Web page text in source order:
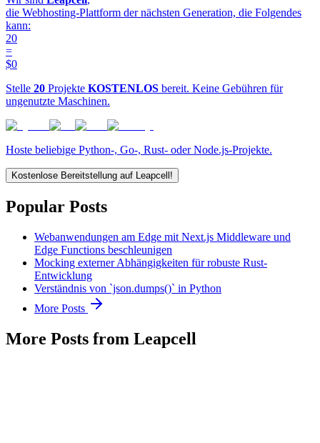
die Webhosting-Plattform der nächsten Generation, die Folgendes
kann:
20
=
$0
Stelle 20 Projekte KOSTENLOS bereit. Keine Gebühren für
ungenutzte Maschinen.
Hoste beliebige Python-, Go-, Rust- oder Node.js-Projekte.
Kostenlose Bereitstellung auf Leapcell!
Popular Posts
Webanwendungen am Edge mit Next.js Middleware und
Edge Functions beschleunigen
Mocking externer Abhängigkeiten für robuste Rust-
Entwicklung
Verständnis von `json.dumps()` in Python
More Posts
More Posts from Leapcell